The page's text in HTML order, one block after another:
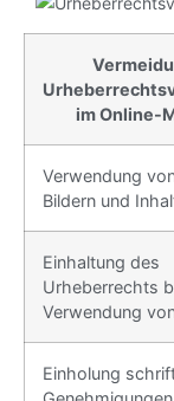
im Online-
Verwendung
Bildern und
Einhaltung des
Urheberrechts
Verwendung
Einholung